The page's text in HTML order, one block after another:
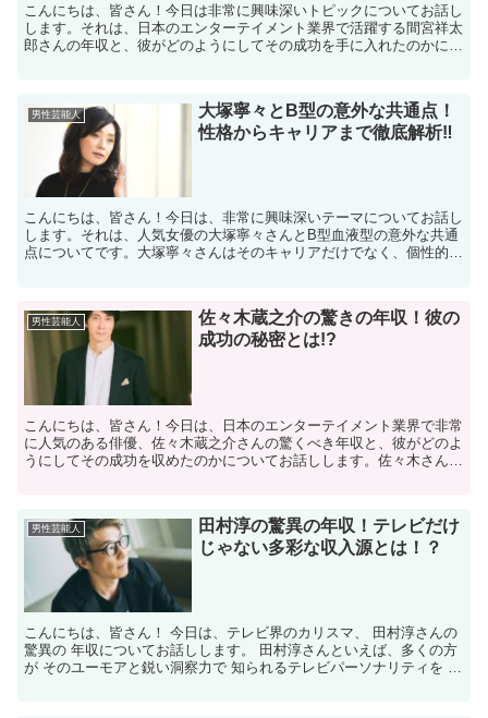
こんにちは、皆さん！今日は非常に興味深いトピックについてお話し
します。それは、日本のエンターテイメント業界で活躍する間宮祥太
郎さんの年収と、彼がどのようにしてその成功を手に入れたのかにつ
男性芸能人
大塚寧々とB型の意外な共通点！
性格からキャリアまで徹底解析‼
こんにちは、皆さん！今日は、非常に興味深いテーマについてお話し
します。それは、人気女優の大塚寧々さんとB型血液型の意外な共通
点についてです。大塚寧々さんはそのキャリアだけでなく、個性的な
男性芸能人
佐々木蔵之介の驚きの年収！彼の
成功の秘密とは!?
こんにちは、皆さん！今日は、日本のエンターテイメント業界で非常
に人気のある俳優、佐々木蔵之介さんの驚くべき年収と、彼がどのよ
うにしてその成功を収めたのかについてお話しします。佐々木さんは
男性芸能人
田村淳の驚異の年収！テレビだけ
じゃない多彩な収入源とは！？
こんにちは、皆さん！ 今日は、テレビ界のカリスマ、 田村淳さんの
驚異の 年収についてお話しします。 田村淳さんといえば、多くの方
が そのユーモアと鋭い洞察力で 知られるテレビパーソナリティを 思